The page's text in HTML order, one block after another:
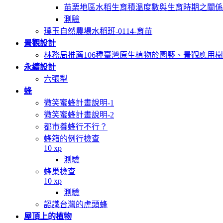
苗栗地區水稻生育積溫度數與生育時期之關係
測驗
璞玉自然農場水稻班-0114-育苗
景觀設計
林務局推薦106種臺灣原生植物於園藝、景觀應用
永續設計
六張犁
蜂
微笑蜜蜂計畫說明-1
微笑蜜蜂計畫說明-2
都市養蜂行不行？
蜂箱的例行檢查
10 xp
測驗
蜂巢檢查
10 xp
測驗
認識台灣的虎頭蜂
屋頂上的植物